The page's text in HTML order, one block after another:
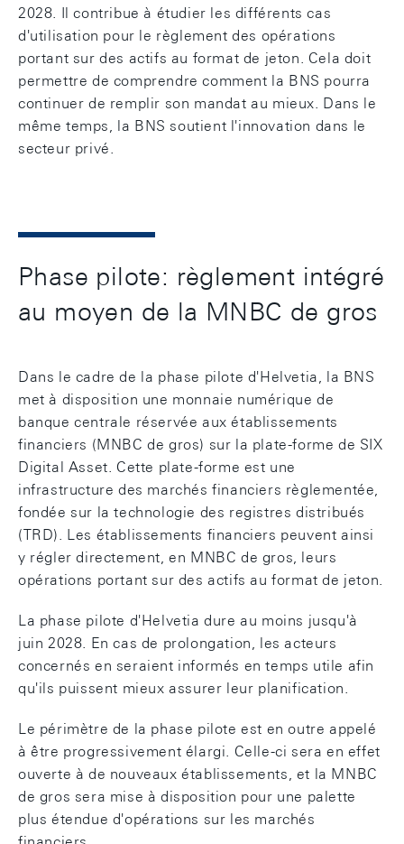
2028. Il contribue à étudier les différents cas
d'utilisation pour le règlement des opérations
portant sur des actifs au format de jeton. Cela doit
permettre de comprendre comment la BNS pourra
continuer de remplir son mandat au mieux. Dans le
même temps, la BNS soutient l'innovation dans le
secteur privé.
Phase pilote: règlement intégré
au moyen de la MNBC de gros
Dans le cadre de la phase pilote d'Helvetia, la BNS
met à disposition une monnaie numérique de
banque centrale réservée aux établissements
financiers (MNBC de gros) sur la plate-forme de SIX
Digital Asset. Cette plate-forme est une
infrastructure des marchés financiers règlementée,
fondée sur la technologie des registres distribués
(TRD). Les établissements financiers peuvent ainsi
y régler directement, en MNBC de gros, leurs
opérations portant sur des actifs au format de jeton.
La phase pilote d'Helvetia dure au moins jusqu'à
juin 2028. En cas de prolongation, les acteurs
concernés en seraient informés en temps utile afin
qu'ils puissent mieux assurer leur planification.
Le périmètre de la phase pilote est en outre appelé
à être progressivement élargi. Celle-ci sera en effet
ouverte à de nouveaux établissements, et la MNBC
de gros sera mise à disposition pour une palette
plus étendue d'opérations sur les marchés